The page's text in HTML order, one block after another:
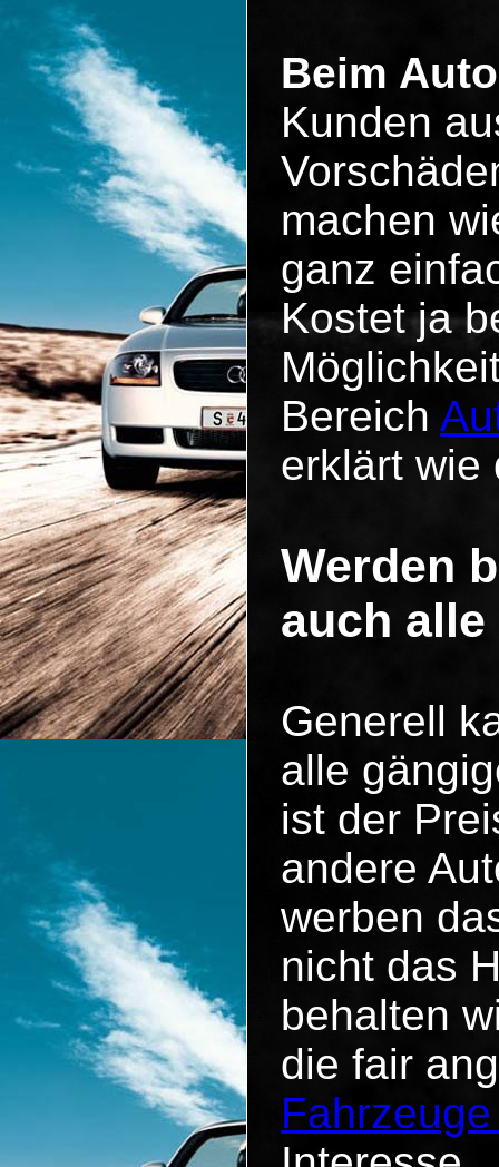
Beim
Kunden
machen
ganz
Kostet ja
Bereich
erklärt wie
Werden
auch
Generell
alle
ist der
andere
werben
nicht das
behalten
die fair